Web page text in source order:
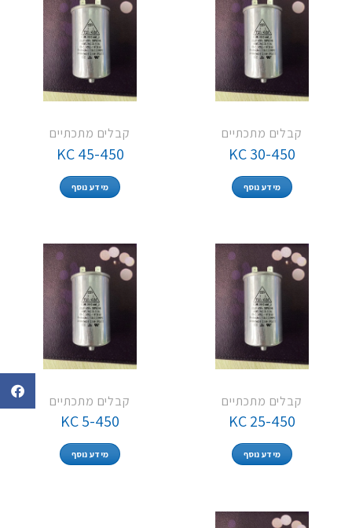
קבלים מתכתיים
KC 30-450
מידע נוסף
קבלים מתכתיים
KC 45-450
מידע נוסף
קבלים מתכתיים
KC 25-450
מידע נוסף
קבלים מתכתיים
KC 5-450
מידע נוסף